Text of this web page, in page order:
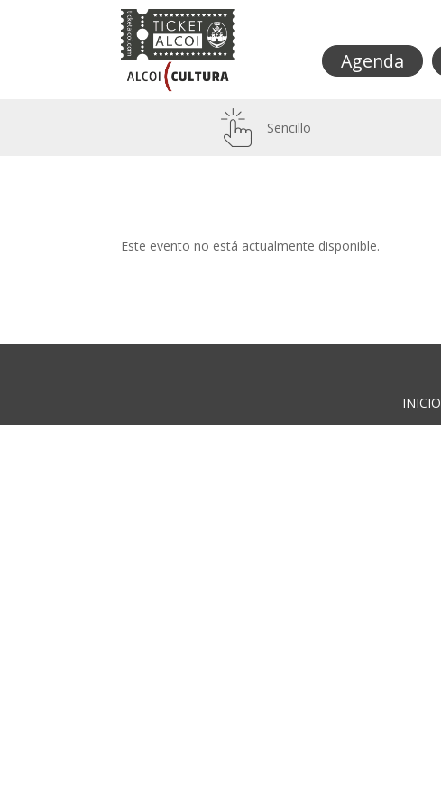
Agenda
Sencillo
Este evento no está actualmente disponible.
INICIO